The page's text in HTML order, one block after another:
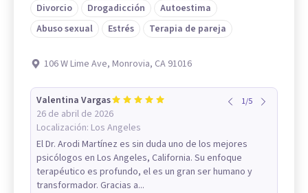
Divorcio
Drogadicción
Autoestima
Abuso sexual
Estrés Terapia de pareja
106 W Lime Ave, Monrovia, CA 91016
Valentina Vargas
26 de abril de 2026
Localización: Los Angeles
1/5
El Dr. Arodi Martínez es sin duda uno de los mejores
psicólogos en Los Angeles, California. Su enfoque
terapéutico es profundo, el es un gran ser humano y
transformador. Gracias a...